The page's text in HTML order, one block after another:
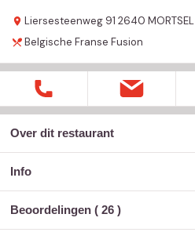
Liersesteenweg 91 2640 MORTSEL
Belgische Franse Fusion
Over dit restaurant
Info
Beoordelingen ( 26 )